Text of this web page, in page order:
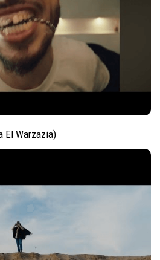
El Warzazia)